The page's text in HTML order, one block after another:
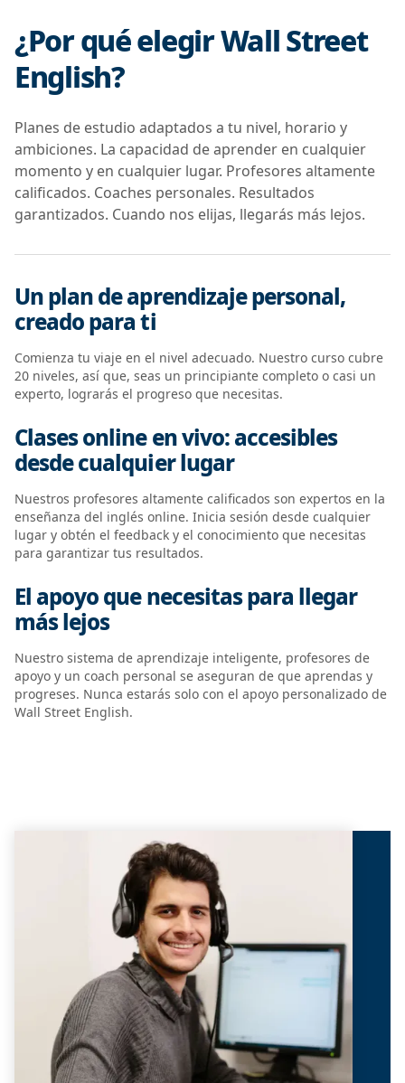
¿Por qué elegir Wall Street
English?
Planes de estudio adaptados a tu nivel, horario y
ambiciones. La capacidad de aprender en cualquier
momento y en cualquier lugar. Profesores altamente
calificados. Coaches personales. Resultados
garantizados. Cuando nos elijas, llegarás más lejos.
Un plan de aprendizaje personal,
creado para ti
Comienza tu viaje en el nivel adecuado. Nuestro curso cubre
20 niveles, así que, seas un principiante completo o casi un
experto, lograrás el progreso que necesitas.
Clases online en vivo: accesibles
desde cualquier lugar
Nuestros profesores altamente calificados son expertos en la
enseñanza del inglés online. Inicia sesión desde cualquier
lugar y obtén el feedback y el conocimiento que necesitas
para garantizar tus resultados.
El apoyo que necesitas para llegar
más lejos
Nuestro sistema de aprendizaje inteligente, profesores de
apoyo y un coach personal se aseguran de que aprendas y
progreses. Nunca estarás solo con el apoyo personalizado de
Wall Street English.